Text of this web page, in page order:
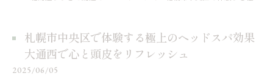
札幌市中央区で体験する極上のヘッドスパ効果
大通西で心と頭皮をリフレッシュ
2025/06/05